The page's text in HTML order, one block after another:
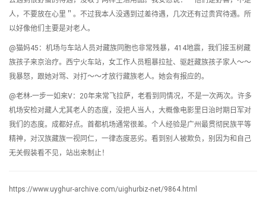
人，不要放在心里＂。不过我本人没遇到过差待遇，几次还有过贵宾待遇。所
以好像他们主要是对老人。
@猫妈45：机场与车站人员对藏族同胞也非常残暴，414地震，我们接玉树藏
族孩子来京治疗。西宁火车站，女工作人员粗暴拉扯、驱赶藏族孩子家人～～
我暴怒，跟她对骂、对打～～才放行藏族老人。她会有报应的。
@老林-一步一如来V：20年来常飞拉萨，老看到同情况，不是一次两次。许多
机场安检对藏人尤其老人的态度，没把人当人，大概像电影里日治时期日军对
我们的态度。成都好点。首都机场通常很差。个人经验是广州最贯彻民族平等
精神，对汉族藏族一视同仁，一律态度恶劣。看到别人被欺负，别因为和自己
无关假装看不见，站出来制止！
https://www.uyghur-archive.com/uighurbiz-net/9864.html